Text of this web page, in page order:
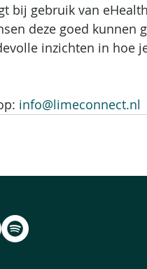
bij gebruik van
deze goed kunnen
inzichten in hoe
info@limeconnect.nl